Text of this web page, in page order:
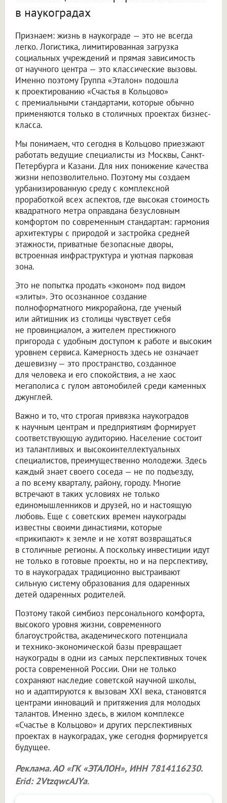
в наукоградах
Признаем: жизнь в наукограде — это не всегда
легко. Логистика, лимитированная загрузка
социальных учреждений и прямая зависимость
от научного центра — это классические вызовы.
Именно поэтому Группа «Эталон» подошла
к проектированию «Счастья в Кольцово»
с премиальными стандартами, которые обычно
применяются только в столичных проектах бизнес-
класса.
Мы понимаем, что сегодня в Кольцово приезжают
работать ведущие специалисты из Москвы, Санкт-
Петербурга и Казани. Для них понижение качества
жизни непозволительно. Поэтому мы создаем
урбанизированную среду с комплексной
проработкой всех аспектов, где высокая стоимость
квадратного метра оправдана безусловным
комфортом по современным стандартам: гармония
архитектуры с природой и застройка средней
этажности, приватные безопасные дворы,
встроенная инфраструктура и уютная парковая
зона.
Это не попытка продать «эконом» под видом
«элиты». Это осознанное создание
полноформатного микрорайона, где ученый
или айтишник из столицы чувствует себя
не провинциалом, а жителем престижного
пригорода с удобным доступом к работе и высоким
уровнем сервиса. Камерность здесь не означает
дешевизну — это пространство, созданное
для человека и его спокойствия, а не хаос
мегаполиса с гулом автомобилей среди каменных
джунглей.
Важно и то, что строгая привязка наукоградов
к научным центрам и предприятиям формирует
соответствующую аудиторию. Население состоит
из талантливых и высокоинтеллектуальных
специалистов, преимущественно молодежи. Здесь
каждый знает своего соседа — не по подъезду,
а по всему кварталу, району, городу. Многие
встречают в таких условиях не только
единомышленников и друзей, но и настоящую
любовь. Еще с советских времен наукограды
известны своими династиями, которые
«прикипают» к земле и не хотят возвращаться
в столичные регионы. А поскольку инвестиции идут
не только в готовые проекты, но и на перспективу,
то в наукоградах традиционно выстраивают
сильную систему образования для одаренных
детей одаренных родителей.
Поэтому такой симбиоз персонального комфорта,
высокого уровня жизни, современного
благоустройства, академического потенциала
и технико-экономической базы превращает
наукограды в одни из самых перспективных точек
роста современной России. Они не только
сохраняют наследие советской научной школы,
но и адаптируются к вызовам XXI века, становятся
центрами инноваций и притяжения для молодых
талантов. Именно здесь, в жилом комплексе
«Счастье в Кольцово» и других перспективных
проектах в наукоградах, уже сегодня формируется
будущее.
Реклама. АО «ГК «ЭТАЛОН», ИНН 7814116230.
Erid: 2VtzqwcAJYa.